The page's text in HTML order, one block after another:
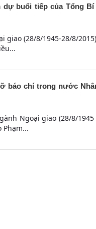
buổi tiếp của Tổng
giao (28/8/1945-28/8/
báo chí trong nước
Ngoại giao (28/8/1945
Phạm...
navigate.